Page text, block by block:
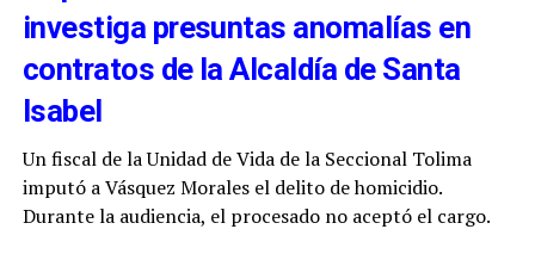
investiga presuntas anomalías en
contratos de la Alcaldía de Santa
Isabel
Un fiscal de la Unidad de Vida de la Seccional Tolima
imputó a Vásquez Morales el delito de homicidio.
Durante la audiencia, el procesado no aceptó el cargo.